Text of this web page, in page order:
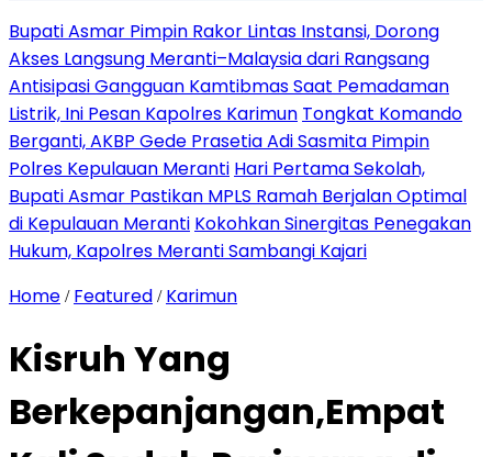
Bupati Asmar Pimpin Rakor Lintas Instansi, Dorong
Akses Langsung Meranti–Malaysia dari Rangsang
Antisipasi Gangguan Kamtibmas Saat Pemadaman
Listrik, Ini Pesan Kapolres Karimun Tongkat Komando
Berganti, AKBP Gede Prasetia Adi Sasmita Pimpin
Polres Kepulauan Meranti Hari Pertama Sekolah,
Bupati Asmar Pastikan MPLS Ramah Berjalan Optimal
di Kepulauan Meranti Kokohkan Sinergitas Penegakan
Hukum, Kapolres Meranti Sambangi Kajari
Home / Featured / Karimun
Kisruh Yang
Berkepanjangan,Empat